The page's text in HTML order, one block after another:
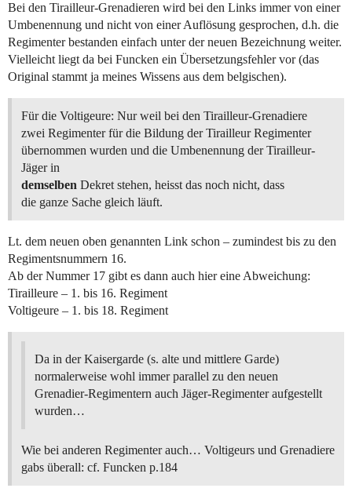
Bei den Tirailleur-Grenadieren wird bei den Links immer von einer
Umbenennung und nicht von einer Auflösung gesprochen, d.h. die
Regimenter bestanden einfach unter der neuen Bezeichnung weiter.
Vielleicht liegt da bei Funcken ein Übersetzungsfehler vor (das
Original stammt ja meines Wissens aus dem belgischen).
Für die Voltigeure: Nur weil bei den Tirailleur-Grenadiere
zwei Regimenter für die Bildung der Tirailleur Regimenter
übernommen wurden und die Umbenennung der Tirailleur-
Jäger in
demselben Dekret stehen, heisst das noch nicht, dass
die ganze Sache gleich läuft.
Lt. dem neuen oben genannten Link schon – zumindest bis zu den
Regimentsnummern 16.
Ab der Nummer 17 gibt es dann auch hier eine Abweichung:
Tirailleure – 1. bis 16. Regiment
Voltigeure – 1. bis 18. Regiment
Da in der Kaisergarde (s. alte und mittlere Garde)
normalerweise wohl immer parallel zu den neuen
Grenadier-Regimentern auch Jäger-Regimenter aufgestellt
wurden…
Wie bei anderen Regimenter auch… Voltigeurs und Grenadiere
gabs überall: cf. Funcken p.184